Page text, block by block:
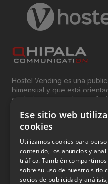
Hostel Vending es una
bimensual y que está
exclusivamente, a los
del “Vending”; nombre con
genéricamente entre
productos y servicios a
INFORMACIÓN LEGAL
Aviso Legal
Ese sitio web utiliza
cookies
Utilizamos cookies para
contenido, los anuncios y
tráfico. También
sobre su uso de nuestro sitio
socios de publicidad y